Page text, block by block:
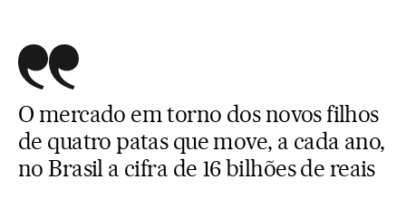
O mercado em torno dos novos filhos
de quatro patas que move, a cada ano,
no Brasil a cifra de 16 bilhões de reais